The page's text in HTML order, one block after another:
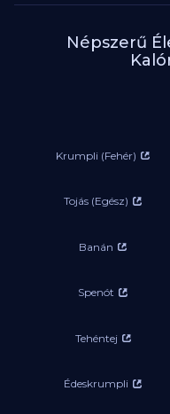
Népszerű
Krumpli (Fehér)
Tojás (Egész)
Banán
Spenót
Tehéntej
Édeskrumpli